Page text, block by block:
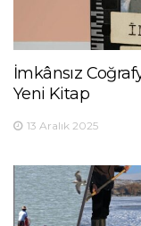
İmkânsız
Yeni Kitap
13 Aralık 2025